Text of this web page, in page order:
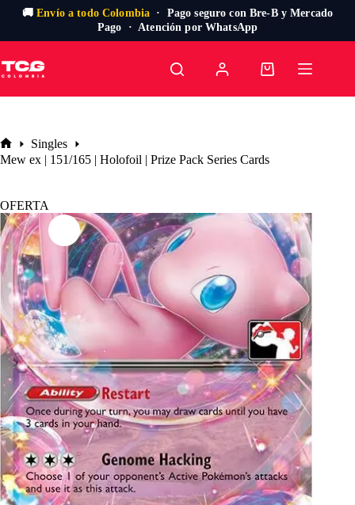
🚚Envío a todo Colombia · Pago seguro con Bre-B y Mercado
Pago · Atención por WhatsApp
al
contenido
Carro
Inicio
Singles
Mew ex | 151/165 | Holofoil | Prize Pack Series Cards
OFERTA